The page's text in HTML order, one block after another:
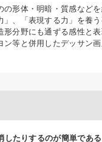
形体・明暗・質感など
、「表現する力」を養
分野にも通ずる感性と
等と併用したデッサン
したりするのが簡単である